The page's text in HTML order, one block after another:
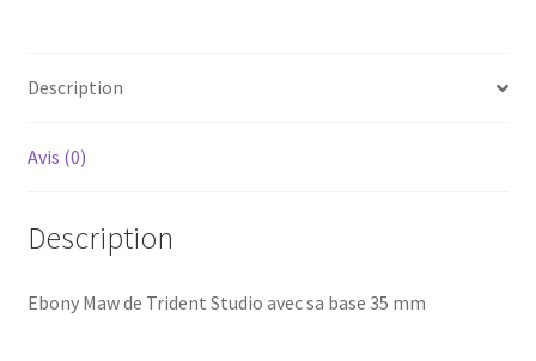
mm
Description
Avis (0)
Description
Ebony Maw de Trident Studio avec sa base 35 mm